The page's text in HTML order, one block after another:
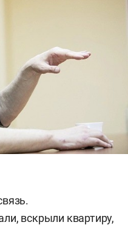
вскрыли квартиру,